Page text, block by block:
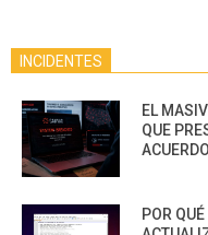
INCIDENTES
EL
QUE
POR